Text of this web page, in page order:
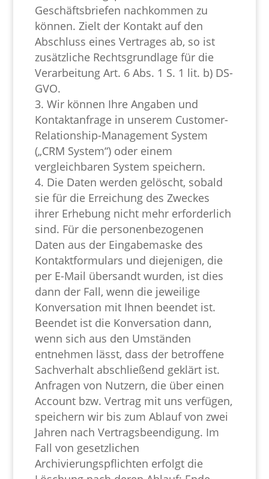
Geschäftsbriefen nachkommen zu
können. Zielt der Kontakt auf den
Abschluss eines Vertrages ab, so ist
zusätzliche Rechtsgrundlage für die
Verarbeitung Art. 6 Abs. 1 S. 1 lit. b) DS-
GVO.
Wir können Ihre Angaben und
Kontaktanfrage in unserem Customer-
Relationship-Management System
(„CRM System“) oder einem
vergleichbaren System speichern.
Die Daten werden gelöscht, sobald
sie für die Erreichung des Zweckes
ihrer Erhebung nicht mehr erforderlich
sind. Für die personenbezogenen
Daten aus der Eingabemaske des
Kontaktformulars und diejenigen, die
per E-Mail übersandt wurden, ist dies
dann der Fall, wenn die jeweilige
Konversation mit Ihnen beendet ist.
Beendet ist die Konversation dann,
wenn sich aus den Umständen
entnehmen lässt, dass der betroffene
Sachverhalt abschließend geklärt ist.
Anfragen von Nutzern, die über einen
Account bzw. Vertrag mit uns verfügen,
speichern wir bis zum Ablauf von zwei
Jahren nach Vertragsbeendigung. Im
Fall von gesetzlichen
Archivierungspflichten erfolgt die